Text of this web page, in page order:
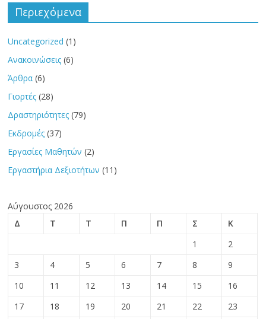
Περιεχόμενα
Uncategorized (1)
Ανακοινώσεις (6)
Άρθρα (6)
Γιορτές (28)
Δραστηριότητες (79)
Εκδρομές (37)
Εργασίες Μαθητών (2)
Εργαστήρια Δεξιοτήτων (11)
Αύγουστος 2026
Δ
Τ Τ Π Π Σ
Κ
1
2
3
4 5 6 7 8
9
10
11 12 13 14 15
16
17
18 19 20 21 22
23